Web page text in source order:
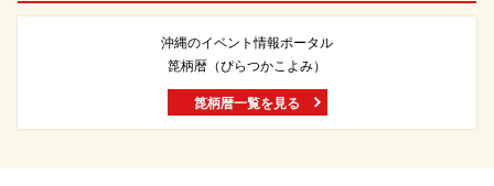
沖縄のイベント情報ポータル
箆柄暦（ぴらつかこよみ）
箆柄暦一覧を見る